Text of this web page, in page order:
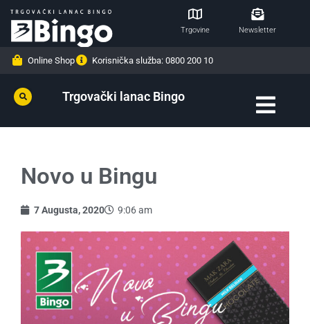
Trgovine Newsletter
Online Shop Korisnička služba: 0800 200 10
Trgovački lanac Bingo
Novo u Bingu
7 Augusta, 2020 9:06 am